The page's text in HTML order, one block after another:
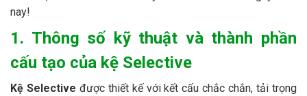
nay!
1. Thông số kỹ thuật và thành phần
cấu tạo của kệ Selective
Kệ Selective được thiết kế với kết cấu chắc chắn, tải trọng